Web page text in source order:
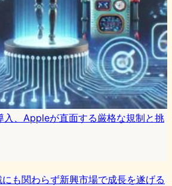
入、Appleが直面する厳格な規制と挑
も関わらず新興市場で成長を遂げる